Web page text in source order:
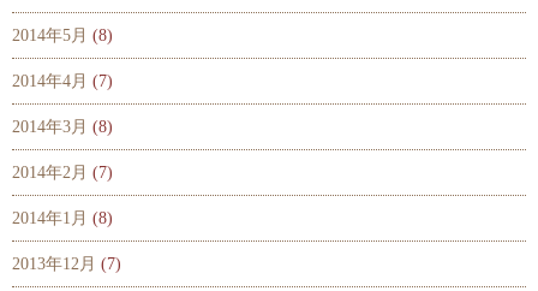
2014年5月 (8)
2014年4月 (7)
2014年3月 (8)
2014年2月 (7)
2014年1月 (8)
2013年12月 (7)